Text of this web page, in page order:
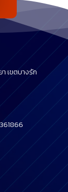
เขตบางรัก